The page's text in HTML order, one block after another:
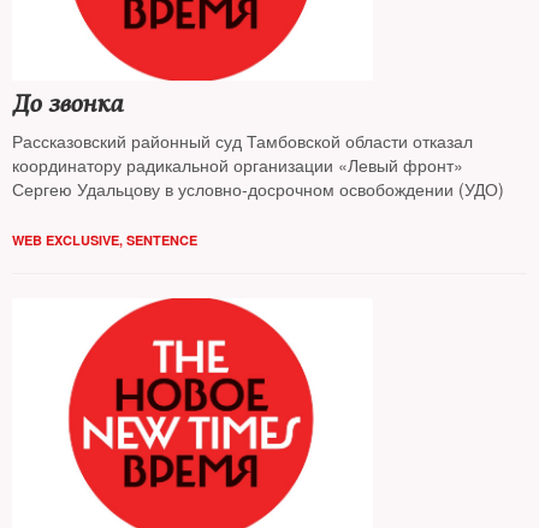
До звонка
Рассказовский районный суд Тамбовской области отказал
координатору радикальной организации «Левый фронт»
Сергею Удальцову в условно-досрочном освобождении (УДО)
WEB EXCLUSIVE, SENTENCE